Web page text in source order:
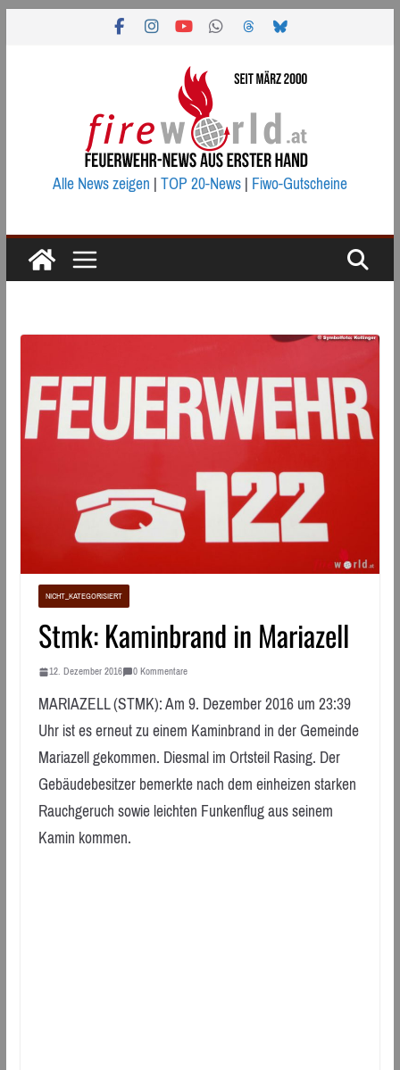
Alle News zeigen|TOP 20-News|Fiwo-Gutscheine
NICHT_KATEGORISIERT
Stmk: Kaminbrand in Mariazell
12. Dezember 2016 0 Kommentare
MARIAZELL (STMK): Am 9. Dezember 2016 um 23:39
Uhr ist es erneut zu einem Kaminbrand in der Gemeinde
Mariazell gekommen. Diesmal im Ortsteil Rasing. Der
Gebäudebesitzer bemerkte nach dem einheizen starken
Rauchgeruch sowie leichten Funkenflug aus seinem
Kamin kommen.